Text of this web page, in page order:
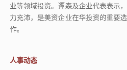
业等领域投资。谭森及企业代表表示
力充沛，是美资企业在华投资的重要
作。
人事动态